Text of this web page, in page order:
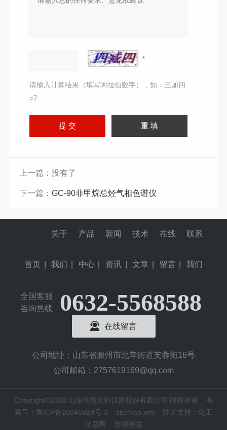
请输入计算结果（填写阿拉伯数字），如：三加四
=7
上一篇：没有了
下一篇： GC-90非甲烷总烃气相色谱仪
首页
关于
我们
产品
中心
新闻
资讯
技术
文章
在线
留言
联系
我们
全国客服
咨询热线
0632-5568588
在线留言
公司地址：山东省滕州市北辛街道芙蓉街16号
公司邮箱：2757619169@qq.com
Copyright©2026 山东瑞德京科仪器股份有限公司 版权所有 备
案号：鲁ICP备16046929号-3
sitemap.xml 技术支持： 化工
仪器网
管理登陆